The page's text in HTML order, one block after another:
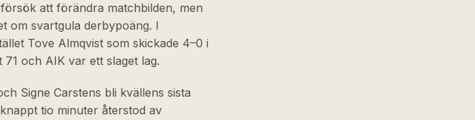
att förändra matchbilden, men
om svartgula derbypoäng. I
Tove Almqvist som skickade 4–0 i
och AIK var ett slaget lag.
Signe Carstens bli kvällens sista
tio minuter återstod av